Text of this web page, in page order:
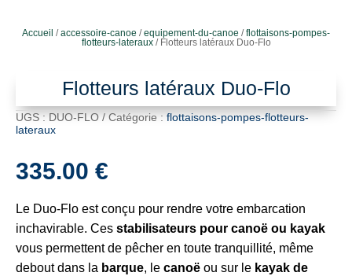
Accueil /accessoire-canoe /equipement-du-canoe /flottaisons-pompes-
flotteurs-lateraux/ Flotteurs latéraux Duo-Flo
Flotteurs latéraux Duo-Flo
UGS : DUO-FLO Catégorie : flottaisons-pompes-flotteurs-
lateraux
335.00 €
Le Duo-Flo est conçu pour rendre votre embarcation
inchavirable. Ces stabilisateurs pour canoë ou kayak
vous permettent de pêcher en toute tranquillité, même
debout dans la barque, le canoë ou sur le kayak de